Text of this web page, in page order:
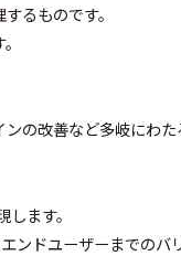
るものです。
の改善など多岐にわ
ます。
ンドユーザーまでのバ